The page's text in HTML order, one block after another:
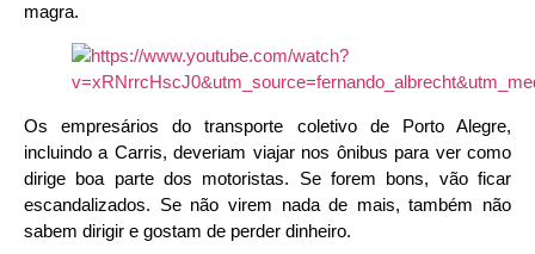
magra.
Os empresários do transporte coletivo de Porto Alegre,
incluindo a Carris, deveriam viajar nos ônibus para ver como
dirige boa parte dos motoristas. Se forem bons, vão ficar
escandalizados. Se não virem nada de mais, também não
sabem dirigir e gostam de perder dinheiro.